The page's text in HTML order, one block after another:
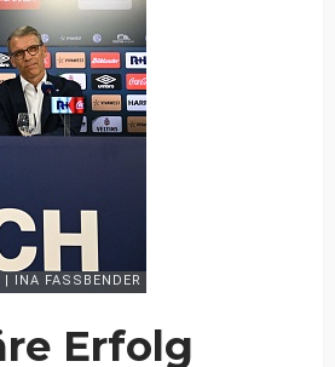
Erfolg